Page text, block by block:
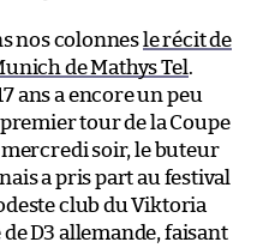
nos colonnes le récit de
de Mathys Tel.
ans a encore un peu
tour de la Coupe
mercredi soir, le buteur
a pris part au festival
club du Viktoria
D3 allemande, faisant